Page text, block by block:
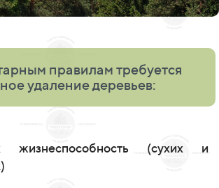
правилам требуется
удаление деревьев:
жизнеспособность (сухих и